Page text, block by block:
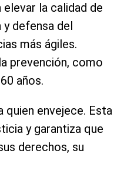
la calidad de
defensa del
más ágiles.
prevención, como
años.
quien envejece. Esta
y garantiza que
derechos, su